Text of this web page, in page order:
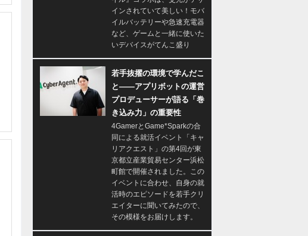
インされていて美しい！モバ
イルバッテリーや急速充電器
など、ゲームと一緒に使いた
いデバイスがてんこ盛り
若手抜擢の環境で学んだこ
と――アプリボットの運営
プロデューサーが語る「巻
き込み力」の重要性
4GamerとGame*Sparkの合
同による就活イベント「キャ
リアクエスト」の第4回が東
京都立産業貿易センター浜松
町館で開催されました。この
イベントに合わせ、自身の就
活時のエピソードを若手クリ
エイターに聞いてみたので、
その模様をお届けします。